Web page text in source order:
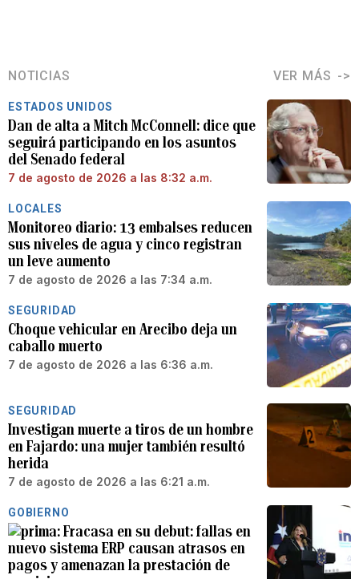
NOTICIAS VER MÁS
ESTADOS UNIDOS
Dan de alta a Mitch McConnell: dice que
seguirá participando en los asuntos
del Senado federal
7 de agosto de 2026 a las 8:32 a.m.
LOCALES
Monitoreo diario: 13 embalses reducen
sus niveles de agua y cinco registran
un leve aumento
7 de agosto de 2026 a las 7:34 a.m.
SEGURIDAD
Choque vehicular en Arecibo deja un
caballo muerto
7 de agosto de 2026 a las 6:36 a.m.
SEGURIDAD
Investigan muerte a tiros de un hombre
en Fajardo: una mujer también resultó
herida
7 de agosto de 2026 a las 6:21 a.m.
GOBIERNO
Fracasa en su debut: fallas en
nuevo sistema ERP causan atrasos en
pagos y amenazan la prestación de